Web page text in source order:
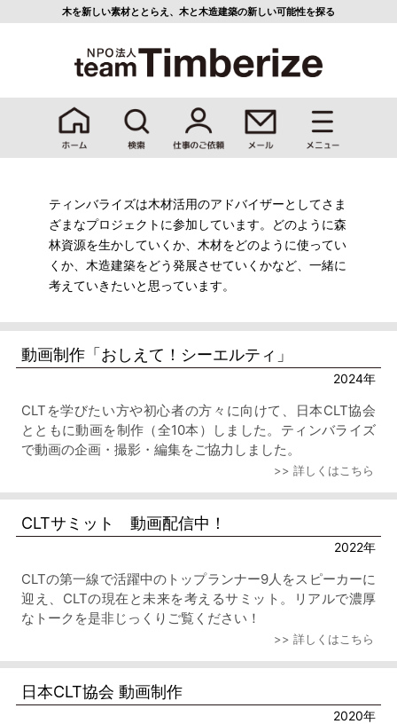
木を新しい素材ととらえ、 木と木造建築の新しい可能性を探る
ティンバライズは木材活用のアドバイザーとしてさま
ざまなプロジェクトに参加しています。どのように森
林資源を生かしていくか、木材をどのように使ってい
くか、木造建築をどう発展させていくかなど、一緒に
考えていきたいと思っています。
動画制作「おしえて！シーエルティ」
2024年
CLTを学びたい方や初心者の方々に向けて、日本CLT協会
とともに動画を制作（全10本）しました。ティンバライズ
で動画の企画・撮影・編集をご協力しました。
>> 詳しくはこちら
CLTサミット 動画配信中！
2022年
CLTの第一線で活躍中のトップランナー9人をスピーカーに
迎え、CLTの現在と未来を考えるサミット。リアルで濃厚
なトークを是非じっくりご覧ください！
>> 詳しくはこちら
日本CLT協会 動画制作
2020年